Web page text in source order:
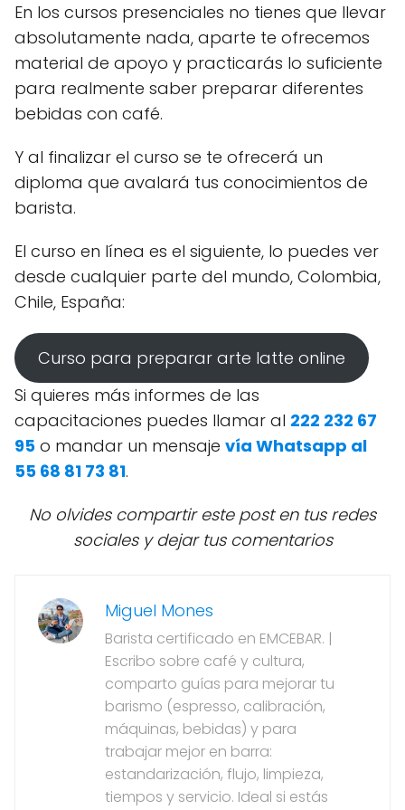
En los cursos presenciales no tienes que llevar
absolutamente nada, aparte te ofrecemos
material de apoyo y practicarás lo suficiente
para realmente saber preparar diferentes
bebidas con café.
Y al finalizar el curso se te ofrecerá un
diploma que avalará tus conocimientos de
barista.
El curso en línea es el siguiente, lo puedes ver
desde cualquier parte del mundo, Colombia,
Chile, España:
Curso para preparar arte latte online
Si quieres más informes de las
capacitaciones puedes llamar al 222 232 67
95 o mandar un mensaje vía Whatsapp al
55 68 81 73 81.
No olvides compartir este post en tus redes
sociales y dejar tus comentarios
Miguel Mones
Barista certificado en EMCEBAR. |
Escribo sobre café y cultura,
comparto guías para mejorar tu
barismo (espresso, calibración,
máquinas, bebidas) y para
trabajar mejor en barra:
estandarización, flujo, limpieza,
tiempos y servicio. Ideal si estás